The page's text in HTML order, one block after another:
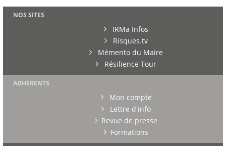
NOS SITES
IRMa Infos
Risques.tv
Mémento du Maire
Résilience Tour
ADHERENTS
Mon compte
Lettre d'info
Revue de presse
Formations